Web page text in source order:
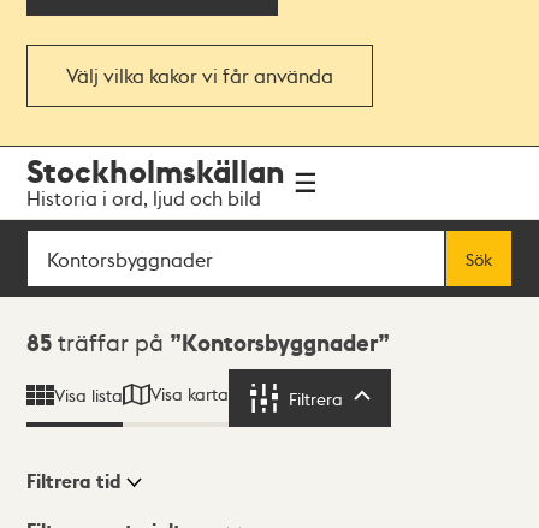
Välj vilka kakor vi får använda
navigationen
huvudinnehållet
Stockholmskällan
Historia i ord, ljud och bild
Sök
Sök
Sökresultat
85 träffar på Kontorsbyggnader
Visa lista Visa karta Filtrera
Filtrera tid